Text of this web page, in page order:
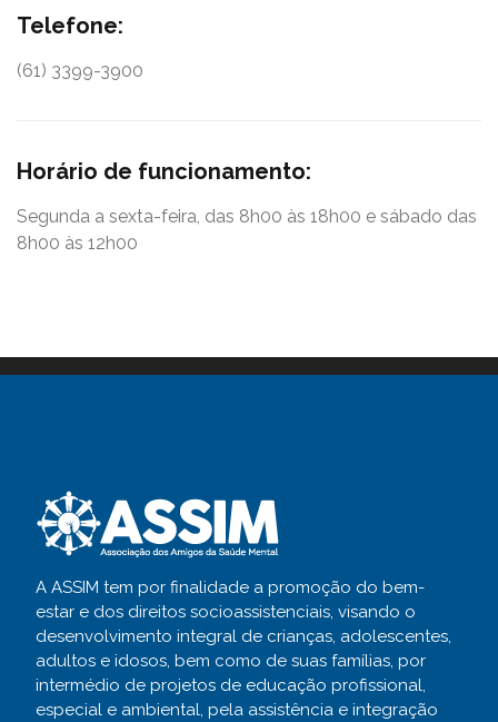
Telefone:
(61) 3399-3900
Horário de funcionamento:
Segunda a sexta-feira, das 8h00 às 18h00 e sábado das
8h00 às 12h00
A ASSIM tem por finalidade a promoção do bem-
estar e dos direitos socioassistenciais, visando o
desenvolvimento integral de crianças, adolescentes,
adultos e idosos, bem como de suas famílias, por
intermédio de projetos de educação profissional,
especial e ambiental, pela assistência e integração